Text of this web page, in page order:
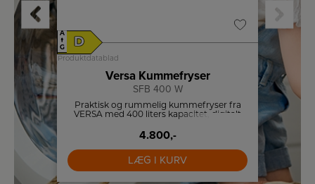
A
↑
G
D
Produktdatablad
Versa Kummefryser
SFB 400 W
Praktisk og rummelig kummefryser fra
VERSA med 400 liters kapacitet, digitalt
4.800,-
LÆG I KURV